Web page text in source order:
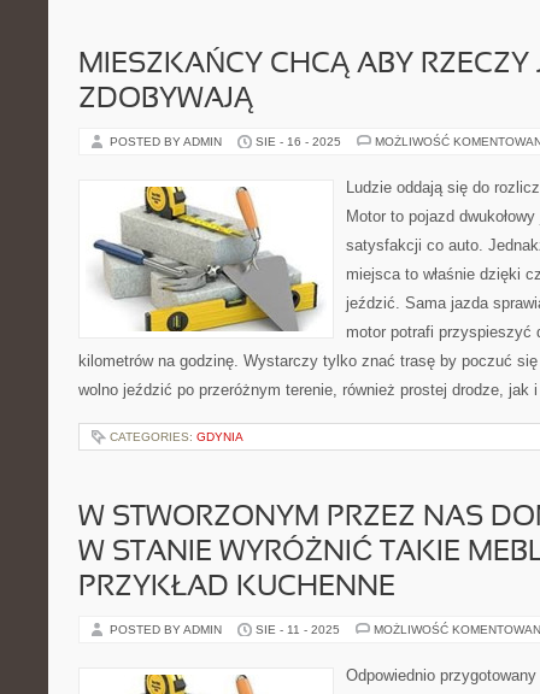
MIESZKAŃCY CHCĄ ABY RZECZY
ZDOBYWAJĄ
POSTED BY ADMIN SIE - 16 - 2025 MOŻLIWOŚĆ
Ludzie oddają się do
Motor to pojazd
satysfakcji co auto.
miejsca to właśnie dzięki
jeździć. Sama jazda
motor potrafi przyspieszyć
kilometrów na godzinę. Wystarczy tylko znać trasę by poczuć
wolno jeździć po przeróżnym terenie, również prostej drodze,
CATEGORIES: GDYNIA
W STWORZONYM PRZEZ NAS
W STANIE WYRÓŻNIĆ TAKIE
PRZYKŁAD KUCHENNE
POSTED BY ADMIN SIE - 11 - 2025 MOŻLIWOŚĆ
Odpowiednio